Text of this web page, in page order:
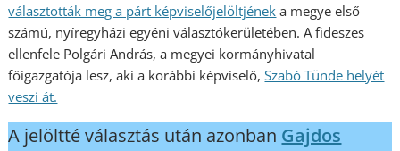
választották meg a párt képviselőjelöltjének a megye első
számú, nyíregyházi egyéni választókerületében. A fideszes
ellenfele Polgári András, a megyei kormányhivatal
főigazgatója lesz, aki a korábbi képviselő,Szabó Tünde helyét
veszi át.
A jelöltté választás után azonban Gajdos